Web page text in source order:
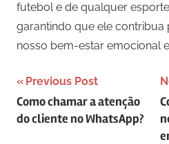
futebol e de qualquer
garantindo que ele contribua
nosso bem-estar emocional
Navegação
de
Previous Post
Como chamar a atenção
do cliente no WhatsApp?